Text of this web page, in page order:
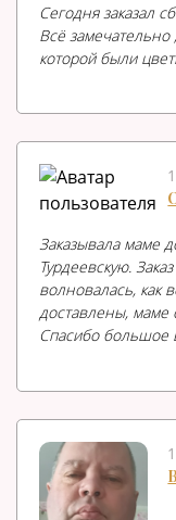
Сегодня заказал
Всё замечательно
которой были
Заказывала маме
Турдеевскую.
волновалась, как
доставлены, маме
Спасибо большое